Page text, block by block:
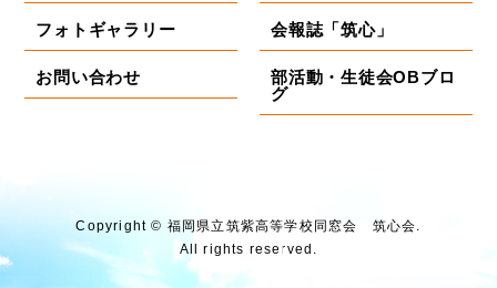
フォトギャラリー
お問い合わせ
会報誌「筑心」
部活動・生徒会OBブロ
グ
Copyright © 福岡県⽴筑紫⾼等学校同窓会 筑⼼会.
All rights reserved.